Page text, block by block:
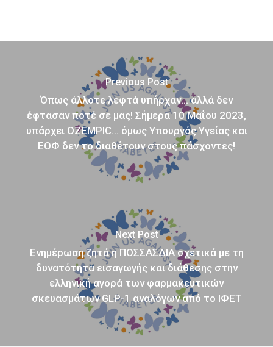
Previous Post
Όπως άλλοτε λεφτά υπήρχαν… αλλά δεν
έφτασαν ποτέ σε μας! Σήμερα 10 Μαΐου 2023,
υπάρχει OZEMPIC… όμως Υπουργός Υγείας και
ΕΟΦ δεν το διαθέτουν στους πάσχοντες!
Next Post
Ενημέρωση ζητά η ΠΟΣΣΑΣΔΙΑ σχετικά με τη
δυνατότητα εισαγωγής και διάθεσης στην
ελληνική αγορά των φαρμακευτικών
σκευασμάτων GLP-1 αναλόγων από το ΙΦΕΤ